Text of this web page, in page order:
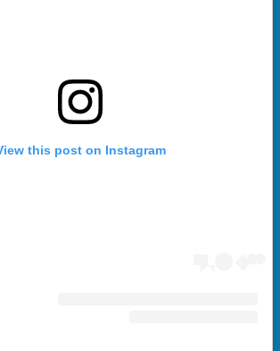
this post on Instagram